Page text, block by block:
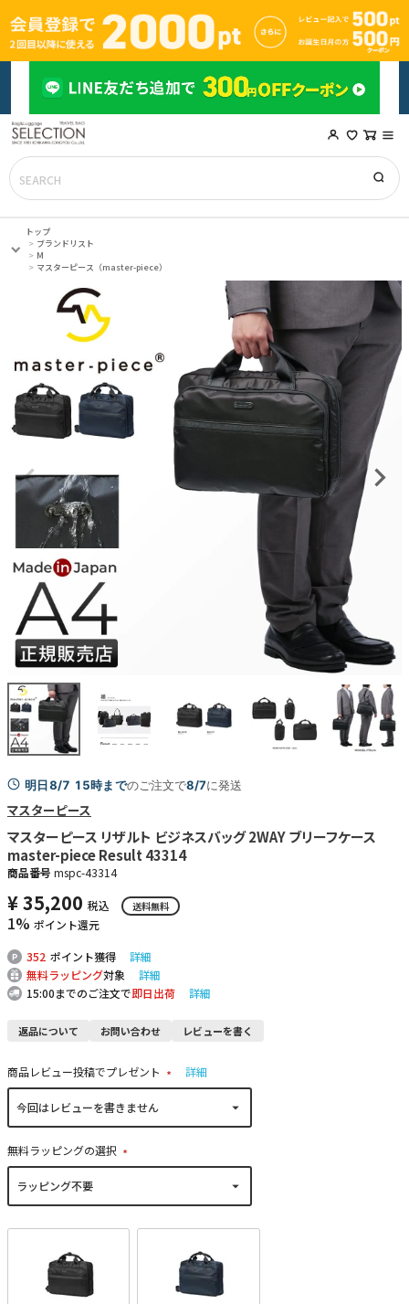
トップ
ブランドリスト
M
マスターピース（master-piece）
明日8/7 15時までのご注文で8/7に発送
マスターピース
マスターピース リザルト ビジネスバッグ 2WAY ブリーフケース
master-piece Result 43314
商品番号 mspc-43314
¥35,200 税込 送料無料
1% ポイント還元
352 ポイント獲得
詳細
無料ラッピング対象
詳細
15:00までのご注文で即日出荷 詳細
返品について お問い合わせ レビューを書く
商品レビュー投稿でプレゼント
(
詳細
無料ラッピングの選択
(